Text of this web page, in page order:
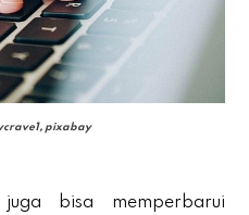
pixabay
bisa memperbarui